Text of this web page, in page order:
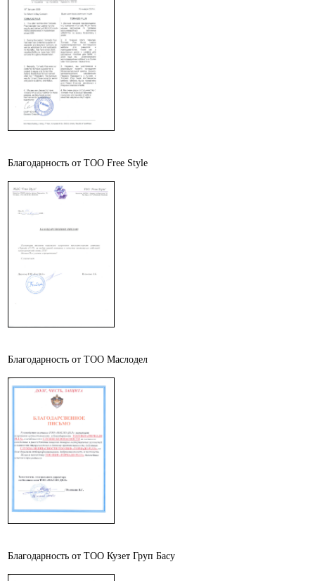
Благодарность от ТОО Free Style
Благодарность от ТОО Маслодел
Благодарность от ТОО Кузет Груп Басу